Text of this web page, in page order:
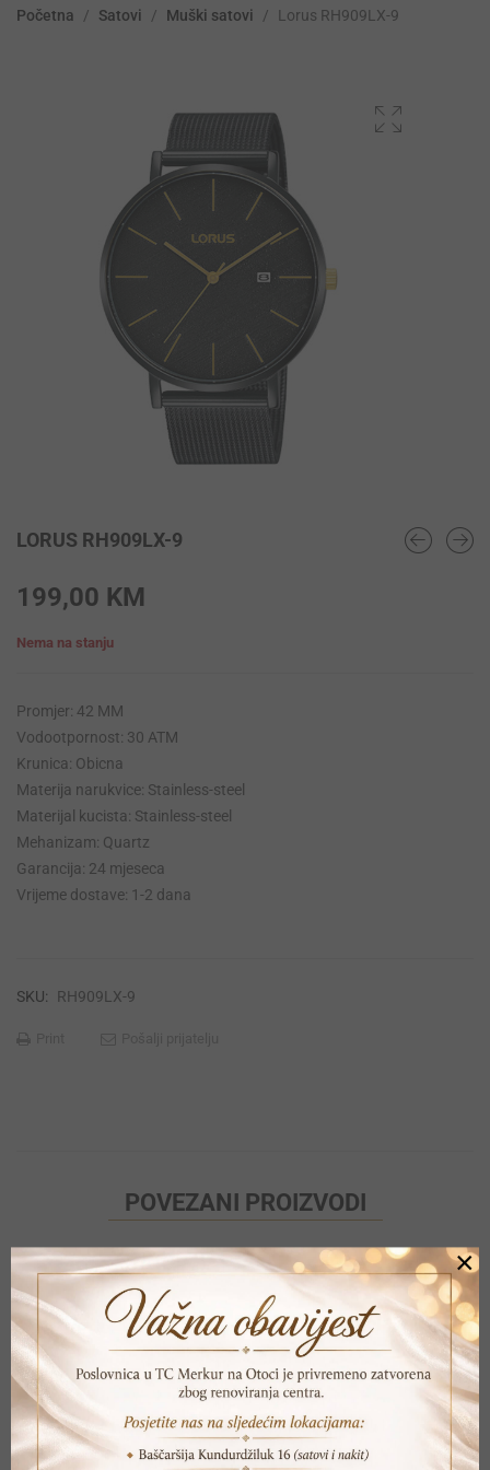
Početna / Satovi / Muški satovi / Lorus RH909LX-9
LORUS RH909LX-9
199,00 KM
Nema na stanju
Promjer: 42 MM
Vodootpornost: 30 ATM
Krunica: Obicna
Materija narukvice: Stainless-steel
Materijal kucista: Stainless-steel
Mehanizam: Quartz
Garancija: 24 mjeseca
Vrijeme dostave: 1-2 dana
SKU: RH909LX-9
POVEZANI PROIZVODI
×